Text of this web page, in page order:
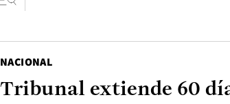
NACIONAL
Tribunal extiende 60